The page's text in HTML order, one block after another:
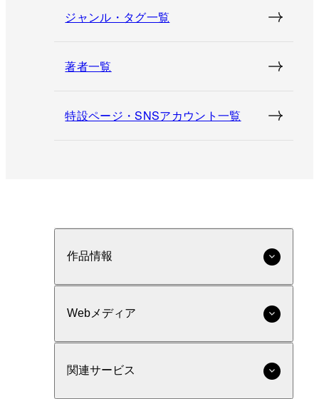
ジャンル・タグ一覧
著者一覧
特設ページ・SNSアカウント一覧
作品情報
Webメディア
関連サービス